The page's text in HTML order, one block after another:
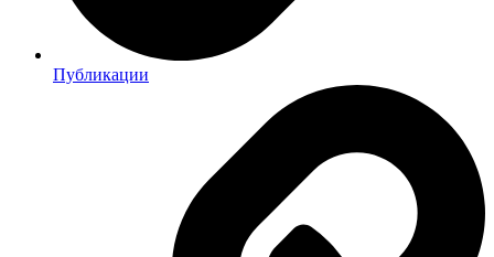
Публикации